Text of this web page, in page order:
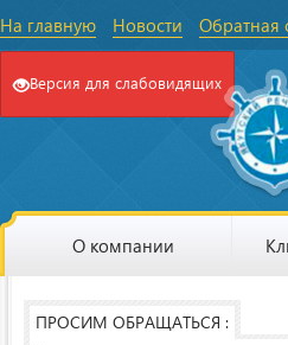
На главную Новости Обратная
Версия для слабовидящих
О компании
ПРОСИМ ОБРАЩАТЬСЯ :